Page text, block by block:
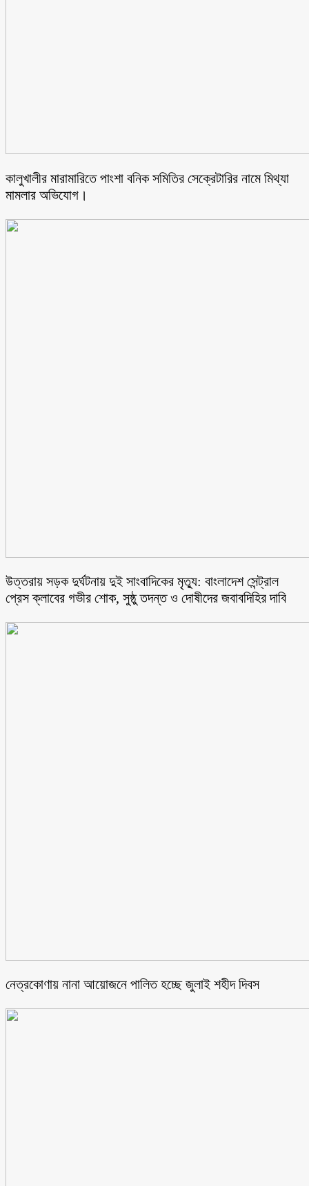
কালুখালীর মারামারিতে পাংশা বনিক সমিতির সেক্রেটারির নামে মিথ্যা
মামলার অভিযোগ।
উত্তরায় সড়ক দুর্ঘটনায় দুই সাংবাদিকের মৃত্যু: বাংলাদেশ সেন্ট্রাল
প্রেস ক্লাবের গভীর শোক, সুষ্ঠু তদন্ত ও দোষীদের জবাবদিহির দাবি
নেত্রকোণায় নানা আয়োজনে পালিত হচ্ছে জুলাই শহীদ দিবস